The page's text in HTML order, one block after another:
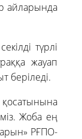
айларында
түрлі
жауап
беріледі.
қосатынына
Жоба ең
РҒПО-